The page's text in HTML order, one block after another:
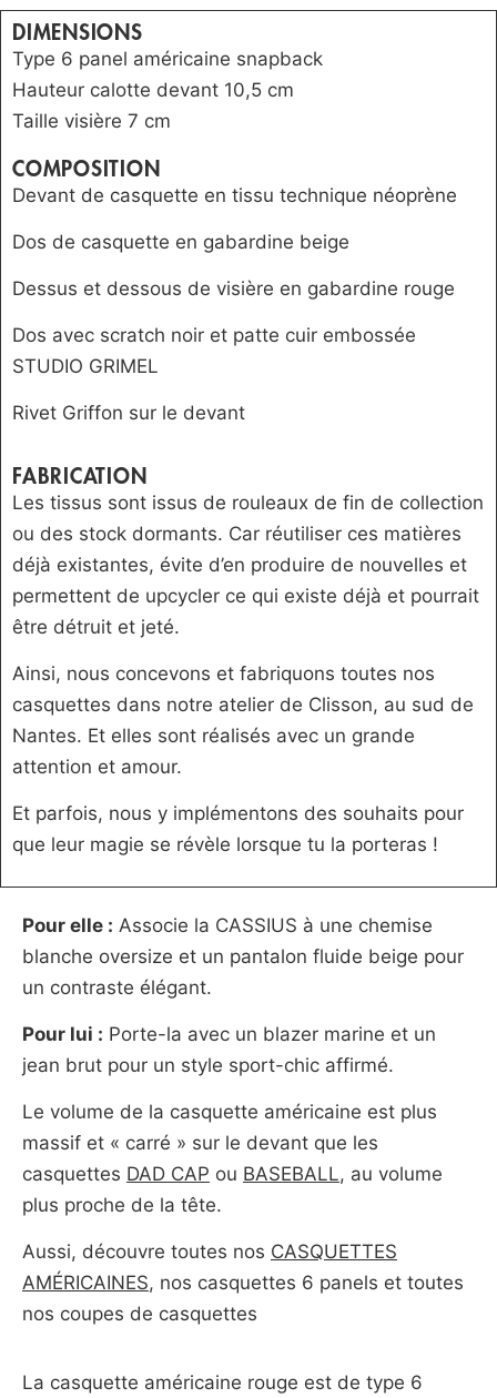
DIMENSIONS
Type 6 panel américaine snapback
Hauteur calotte devant 10,5 cm
Taille visière 7 cm
COMPOSITION
Devant de casquette en tissu technique néoprène
Dos de casquette en gabardine beige
Dessus et dessous de visière en gabardine rouge
Dos avec scratch noir et patte cuir embossée
STUDIO GRIMEL
Rivet Griffon sur le devant
FABRICATION
Les tissus sont issus de rouleaux de fin de collection
ou des stock dormants. Car réutiliser ces matières
déjà existantes, évite d’en produire de nouvelles et
permettent de upcycler ce qui existe déjà et pourrait
être détruit et jeté.
Ainsi, nous concevons et fabriquons toutes nos
casquettes dans notre atelier de Clisson, au sud de
Nantes. Et elles sont réalisés avec un grande
attention et amour.
Et parfois, nous y implémentons des souhaits pour
que leur magie se révèle lorsque tu la porteras !
Pour elle : Associe la CASSIUS à une chemise
blanche oversize et un pantalon fluide beige pour
un contraste élégant.
Pour lui : Porte-la avec un blazer marine et un
jean brut pour un style sport-chic affirmé.
Le volume de la casquette américaine est plus
massif et « carré » sur le devant que les
casquettes DAD CAP ou BASEBALL, au volume
plus proche de la tête.
Aussi, découvre toutes nos CASQUETTES
AMÉRICAINES, nos casquettes 6 panels et toutes
nos coupes de casquettes
La casquette américaine rouge est de type 6